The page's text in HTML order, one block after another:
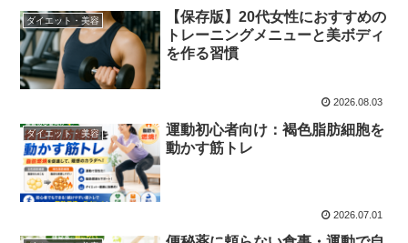
ダイエット・美容
【保存版】20代女性におすすめの
トレーニングメニューと美ボディ
を作る習慣
2026.08.03
ダイエット・美容
運動初心者向け：褐色脂肪細胞を
動かす筋トレ
2026.07.01